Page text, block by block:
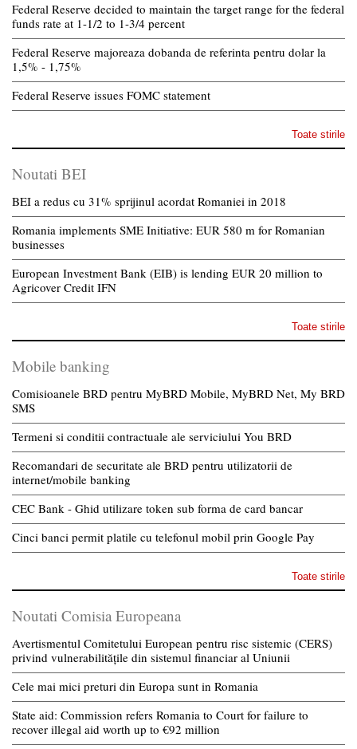
Federal Reserve decided to maintain the target range for the federal
funds rate at 1-1/2 to 1-3/4 percent
Federal Reserve majoreaza dobanda de referinta pentru dolar la
1,5% - 1,75%
Federal Reserve issues FOMC statement
Toate stirile
Noutati BEI
BEI a redus cu 31% sprijinul acordat Romaniei in 2018
Romania implements SME Initiative: EUR 580 m for Romanian
businesses
European Investment Bank (EIB) is lending EUR 20 million to
Agricover Credit IFN
Toate stirile
Mobile banking
Comisioanele BRD pentru MyBRD Mobile, MyBRD Net, My BRD
SMS
Termeni si conditii contractuale ale serviciului You BRD
Recomandari de securitate ale BRD pentru utilizatorii de
internet/mobile banking
CEC Bank - Ghid utilizare token sub forma de card bancar
Cinci banci permit platile cu telefonul mobil prin Google Pay
Toate stirile
Noutati Comisia Europeana
Avertismentul Comitetului European pentru risc sistemic (CERS)
privind vulnerabilitățile din sistemul financiar al Uniunii
Cele mai mici preturi din Europa sunt in Romania
State aid: Commission refers Romania to Court for failure to
recover illegal aid worth up to €92 million